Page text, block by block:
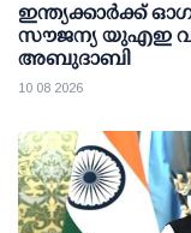
ഇന്ത്യക്കാര്‍ക്ക്
സൗജന്യ യുഎഇ വിസ; അവധിക്കാല
അബുദാബി
10 08 2026